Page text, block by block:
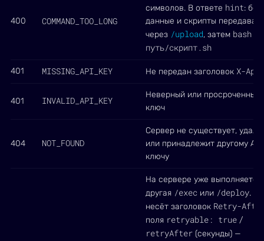
400 COMMAND_TOO_LONG
символов. В ответе hint:
данные и скрипты
через /upload, затем bash /
путь/скрипт.sh
401 MISSING_API_KEY Не передан заголовок X-
401 INVALID_API_KEY
Неверный или просроченный
ключ
404 NOT_FOUND
Сервер не существует,
или принадлежит другому
ключу
На сервере уже выполняется
другая /exec или /deploy.
несёт заголовок Retry-
поля retryable: true /
retryAfter (секунды) —